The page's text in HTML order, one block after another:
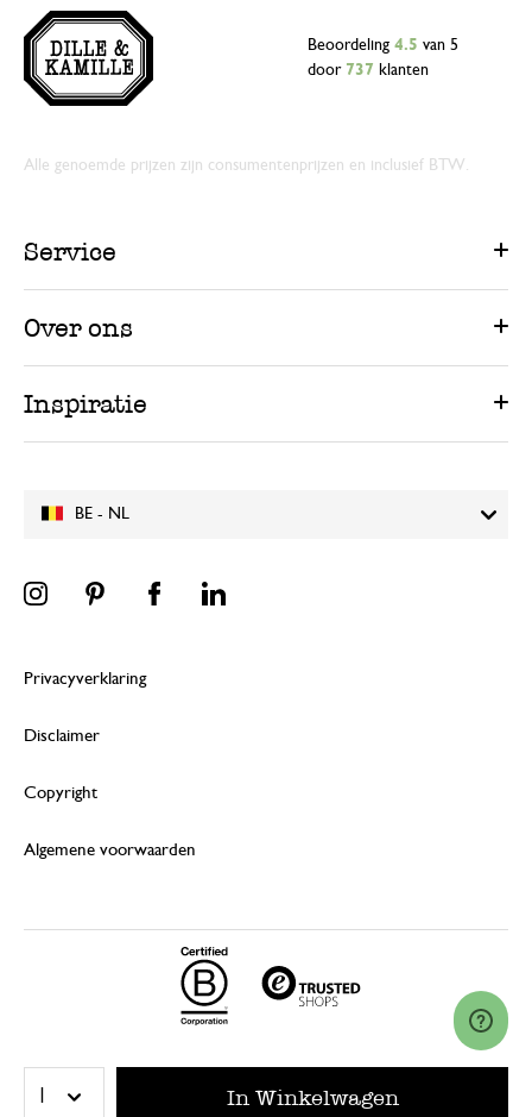
In Winkelwagen
BE - NL
Beoordeling 4.5 van 5
door 737 klanten
Alle genoemde prijzen zijn consumentenprijzen en inclusief BTW.
Service
Over ons
Inspiratie
Privacyverklaring
Disclaimer
Copyright
Algemene voorwaarden
© 2026 Dille & Kamille (Nederland) B.V.